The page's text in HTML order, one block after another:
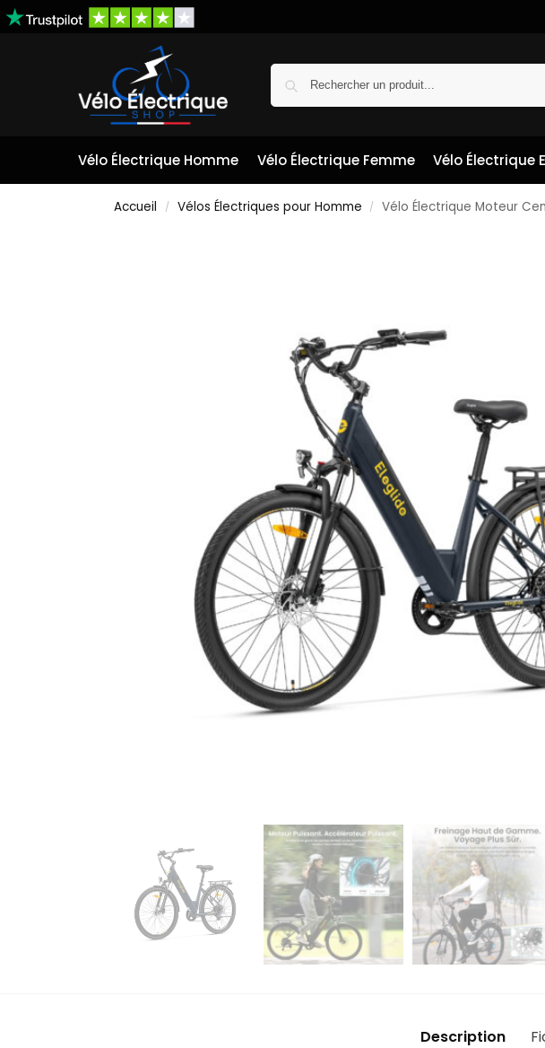
Vélo Électrique Homme Vélo Électrique Femme Vélo Électrique
Accueil / Vélos Électriques pour Homme / Vélo Électrique Moteur
Description